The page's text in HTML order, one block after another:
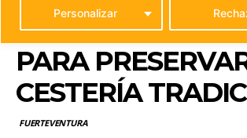
Personalizar
PRIMA A
PARA
CESTERÍA
FUERTEVENTURA